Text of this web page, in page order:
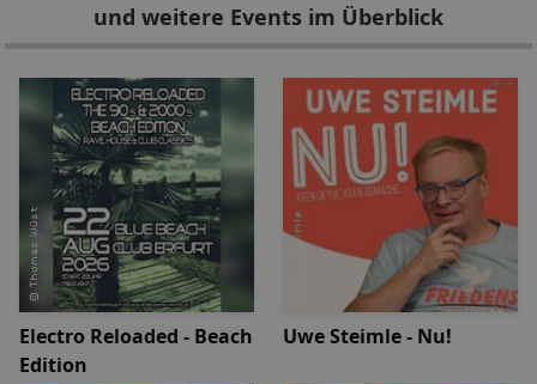
und weitere Events im Überblick
Electro Reloaded - Beach
Edition
Uwe Steimle - Nu!